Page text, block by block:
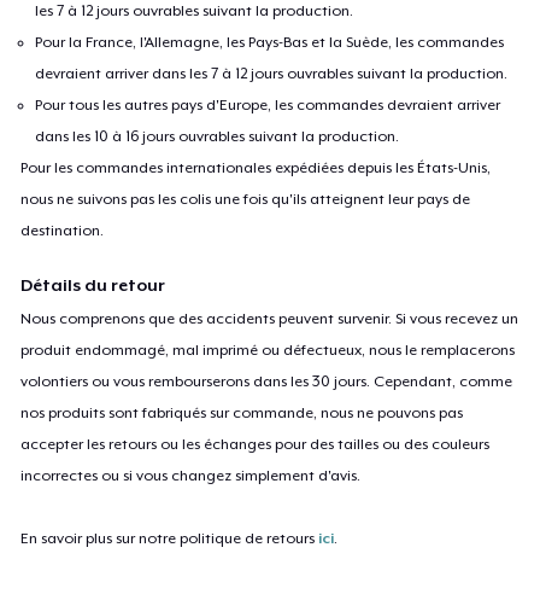
les 7 à 12 jours ouvrables suivant la production.
Pour la France, l'Allemagne, les Pays-Bas et la Suède, les commandes
devraient arriver dans les 7 à 12 jours ouvrables suivant la production.
Pour tous les autres pays d'Europe, les commandes devraient arriver
dans les 10 à 16 jours ouvrables suivant la production.
Pour les commandes internationales expédiées depuis les États-Unis,
nous ne suivons pas les colis une fois qu'ils atteignent leur pays de
destination.
Détails du retour
Nous comprenons que des accidents peuvent survenir. Si vous recevez un
produit endommagé, mal imprimé ou défectueux, nous le remplacerons
volontiers ou vous rembourserons dans les 30 jours. Cependant, comme
nos produits sont fabriqués sur commande, nous ne pouvons pas
accepter les retours ou les échanges pour des tailles ou des couleurs
incorrectes ou si vous changez simplement d'avis.
En savoir plus sur notre politique de retours ici.